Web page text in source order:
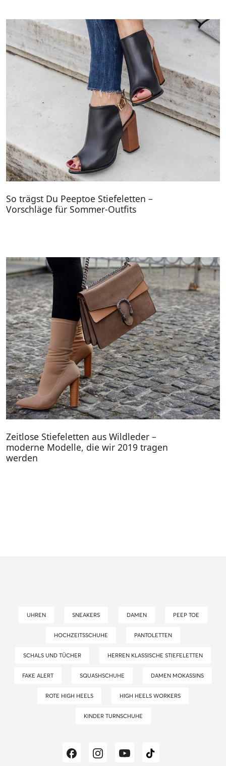
So trägst Du Peeptoe Stiefeletten –
Vorschläge für Sommer-Outfits
Zeitlose Stiefeletten aus Wildleder –
moderne Modelle, die wir 2019 tragen
werden
UHREN SNEAKERS DAMEN PEEP TOE
HOCHZEITSSCHUHE PANTOLETTEN
SCHALS UND TÜCHER HERREN KLASSISCHE STIEFELETTEN
FAKE ALERT SQUASHSCHUHE DAMEN MOKASSINS
ROTE HIGH HEELS HIGH HEELS WORKERS
KINDER TURNSCHUHE